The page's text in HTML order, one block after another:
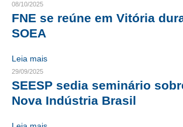
CRESCE BRASIL
CONSELHO TECNOLÓGICO
HISTÓRICO E ATUAÇÃO
COMPOSIÇÃO
08/10/2025
FNE se reúne em Vitória
SOEA
Leia mais
29/09/2025
SEESP sedia seminário
Nova Indústria Brasil